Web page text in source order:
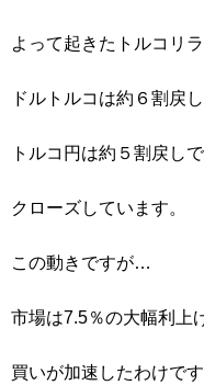
よって起きたトルコリ
ドルトルコは約６割戻し
トルコ円は約５割戻し
クローズしています。
この動きですが…
市場は7.5％の大幅利上
買いが加速したわけで